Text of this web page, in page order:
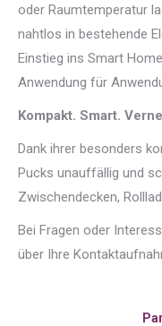
oder Raumtemperatur
nahtlos in bestehende
Einstieg ins Smart
Anwendung für
Kompakt. Smart.
Dank ihrer besonders
Pucks unauffällig und
Zwischendecken,
Bei Fragen oder
über Ihre